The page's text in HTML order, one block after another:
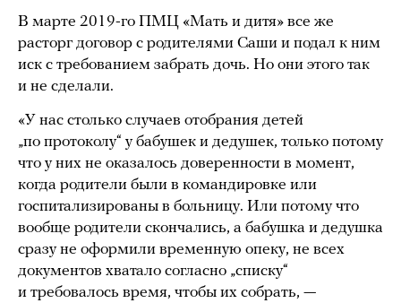
В марте 2019-го ПМЦ «Мать и дитя» все же
расторг договор с родителями Саши и подал к ним
иск с требованием забрать дочь. Но они этого так
и не сделали.
«У нас столько случаев отобрания детей
„по протоколу“ у бабушек и дедушек, только потому
что у них не оказалось доверенности в момент,
когда родители были в командировке или
госпитализированы в больницу. Или потому что
вообще родители скончались, а бабушка и дедушка
сразу не оформили временную опеку, не всех
документов хватало согласно „списку“
и требовалось время, чтобы их собрать, —